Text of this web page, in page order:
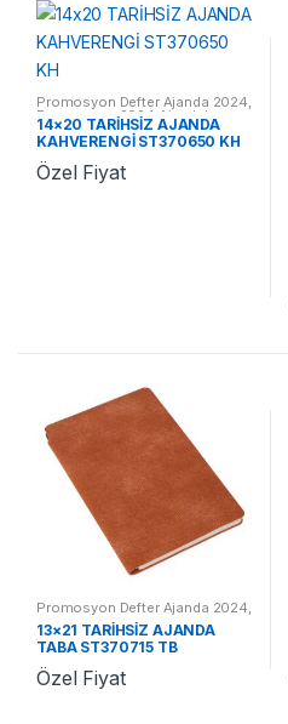
Promosyon Defter Ajanda 2024,
Promosyon 2024 Ajandalar
14×20 TARİHSİZ AJANDA
KAHVERENGİ ST370650 KH
Özel Fiyat
Promosyon Defter Ajanda 2024,
Promosyon 2024 Ajandalar
13×21 TARİHSİZ AJANDA
TABA ST370715 TB
Özel Fiyat